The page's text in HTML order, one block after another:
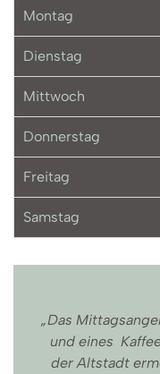
Montag
Dienstag
Mittwoch
Donnerstag
Freitag
Samstag
„Das
und eines
der Altstadt